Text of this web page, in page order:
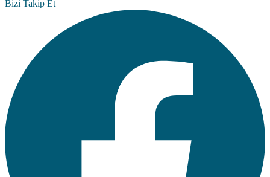
Bizi Takip Et